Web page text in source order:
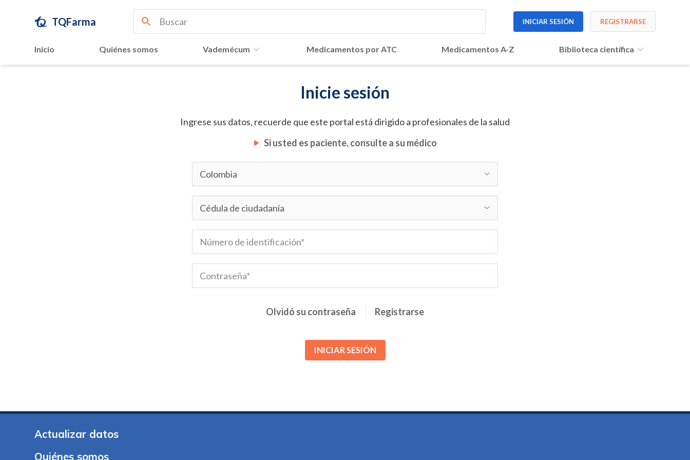
TQFarma INICIAR SESIÓN REGISTRARSE
Inicio Quiénes somos Vademécum Medicamentos por ATC Medicamentos A-Z Biblioteca científica
Inicie sesión
Ingrese sus datos, recuerde que este portal está dirigido a profesionales de la salud
Si usted es paciente, consulte a su médico
Olvidó su contraseña Registrarse
INICIAR SESIÓN
Actualizar datos
Quiénes somos